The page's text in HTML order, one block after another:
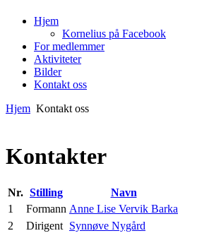
Hjem
Kornelius på Facebook
For medlemmer
Aktiviteter
Bilder
Kontakt oss
Hjem Kontakt oss
Kontakter
Nr. Stilling
Navn
1
Formann Anne Lise Vervik Barka
2
Dirigent Synnøve Nygård